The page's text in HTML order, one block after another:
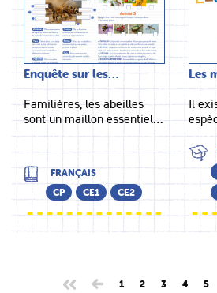
Enquête sur les…
Familières, les abeilles
sont un maillon essentiel…
FRANÇAIS
CP
CE1 CE2
Les
Il
1 2 3 4 5